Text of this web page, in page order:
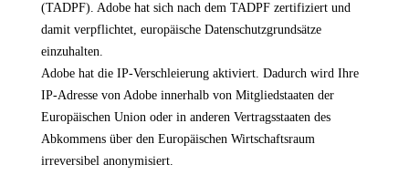
(TADPF). Adobe hat sich nach dem TADPF zertifiziert und
damit verpflichtet, europäische Datenschutzgrundsätze
einzuhalten.
Adobe hat die IP-Verschleierung aktiviert. Dadurch wird Ihre
IP-Adresse von Adobe innerhalb von Mitgliedstaaten der
Europäischen Union oder in anderen Vertragsstaaten des
Abkommens über den Europäischen Wirtschaftsraum
irreversibel anonymisiert.